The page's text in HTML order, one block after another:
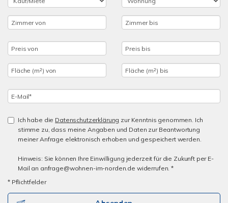
Ich habe die Datenschutzerklärung zur Kenntnis genommen. Ich
stimme zu, dass meine Angaben und Daten zur Beantwortung
meiner Anfrage elektronisch erhoben und gespeichert werden.
Hinweis: Sie können Ihre Einwilligung jederzeit für die Zukunft per E-
Mail an anfrage@wohnen-im-norden.de widerrufen. *
* Pflichtfelder